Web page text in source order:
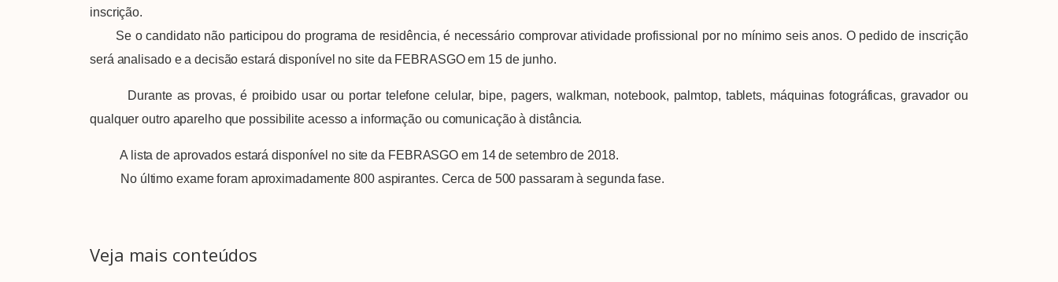
inscrição.
Se o candidato não participou do programa de residência, é necessário comprovar atividade profissional por no mínimo seis anos. O pedido de inscrição
será analisado e a decisão estará disponível no site da FEBRASGO em 15 de junho.
Durante as provas, é proibido usar ou portar telefone celular, bipe, pagers, walkman, notebook, palmtop, tablets, máquinas fotográficas, gravador ou
qualquer outro aparelho que possibilite acesso a informação ou comunicação à distância.
A lista de aprovados estará disponível no site da FEBRASGO em 14 de setembro de 2018.
No último exame foram aproximadamente 800 aspirantes. Cerca de 500 passaram à segunda fase.
Veja mais conteúdos